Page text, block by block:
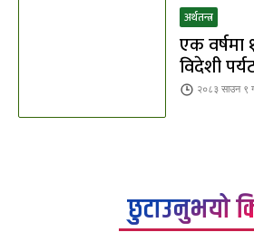
अर्थतन्त्र
एक
विदेशी
२०८३ साउन ९
छुटाउनुभयो